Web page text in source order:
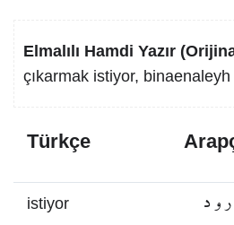
Elmalılı Hamdi Yazır
çıkarmak istiyor,
Türkçe
istiyor ر و د